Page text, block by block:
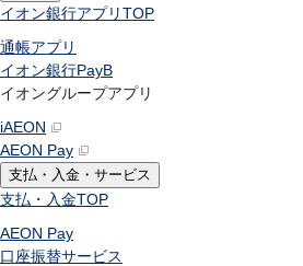
イオン銀行アプリTOP
通帳アプリ
イオン銀行PayB
イオングループアプリ
iAEON
AEON Pay
支払・入金・サービス
支払・入金TOP
AEON Pay
口座振替サービス